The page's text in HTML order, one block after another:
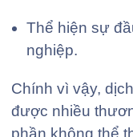
Thể hiện sự
nghiệp.
Chính vì vậy,
được nhiều
phần không thể